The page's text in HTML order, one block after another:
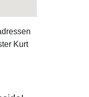
Kurt